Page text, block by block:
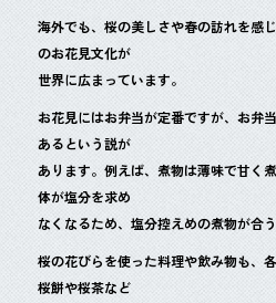
海外でも、桜の美しさや春の訪れを感
のお花見文化が
世界に広まっています。
お花見にはお弁当が定番ですが、お弁
あるという説が
あります。例えば、煮物は薄味で甘く
体が塩分を求め
なくなるため、塩分控えめの煮物が合
桜の花びらを使った料理や飲み物も、
桜餅や桜茶など